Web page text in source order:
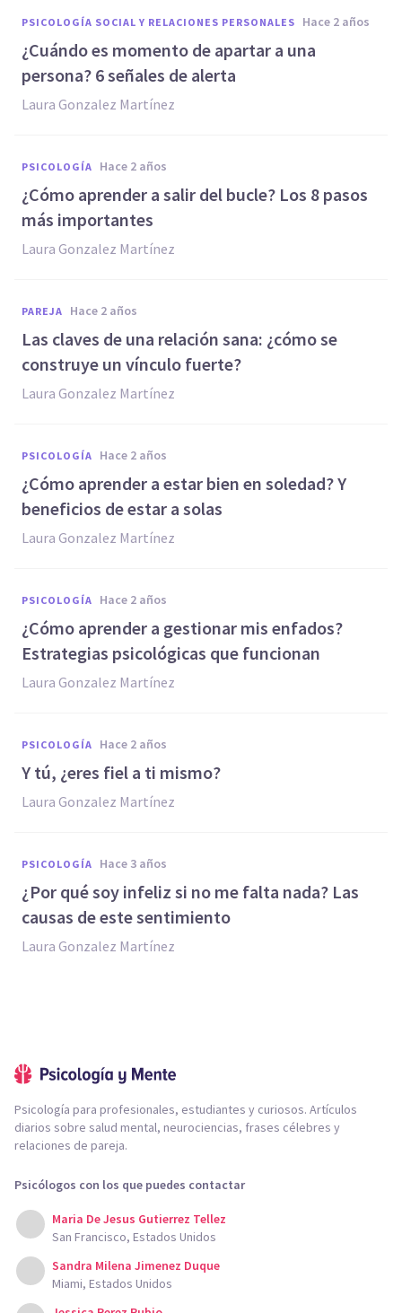
PSICOLOGÍA SOCIAL Y RELACIONES PERSONALES hace 2 años
¿Cuándo es momento de apartar a una
persona? 6 señales de alerta
Laura Gonzalez Martínez
PSICOLOGÍA hace 2 años
¿Cómo aprender a salir del bucle? Los 8 pasos
más importantes
Laura Gonzalez Martínez
PAREJA hace 2 años
Las claves de una relación sana: ¿cómo se
construye un vínculo fuerte?
Laura Gonzalez Martínez
PSICOLOGÍA hace 2 años
¿Cómo aprender a estar bien en soledad? Y
beneficios de estar a solas
Laura Gonzalez Martínez
PSICOLOGÍA hace 2 años
¿Cómo aprender a gestionar mis enfados?
Estrategias psicológicas que funcionan
Laura Gonzalez Martínez
PSICOLOGÍA hace 2 años
Y tú, ¿eres fiel a ti mismo?
Laura Gonzalez Martínez
PSICOLOGÍA hace 3 años
¿Por qué soy infeliz si no me falta nada? Las
causas de este sentimiento
Laura Gonzalez Martínez
Psicología para profesionales, estudiantes y curiosos. Artículos
diarios sobre salud mental, neurociencias, frases célebres y
relaciones de pareja.
Psicólogos con los que puedes contactar
Maria De Jesus Gutierrez Tellez
San Francisco, Estados Unidos
Sandra Milena Jimenez Duque
Miami, Estados Unidos